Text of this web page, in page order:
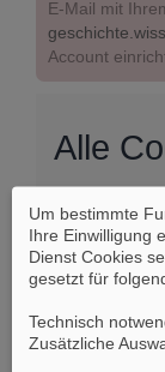
E-Mail mit
Account
Alle
Sind Sie
Boards
Um bestimmte
Ihre Einwilligung
Dienst Cookies
gesetzt für
Technisch
Zusätzliche